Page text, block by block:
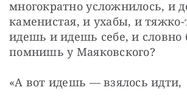
многократно усложнилось, и
каменистая, и ухабы, и
идешь и идешь себе, и
помнишь у Маяковского?
«А вот идешь — взялось идти,